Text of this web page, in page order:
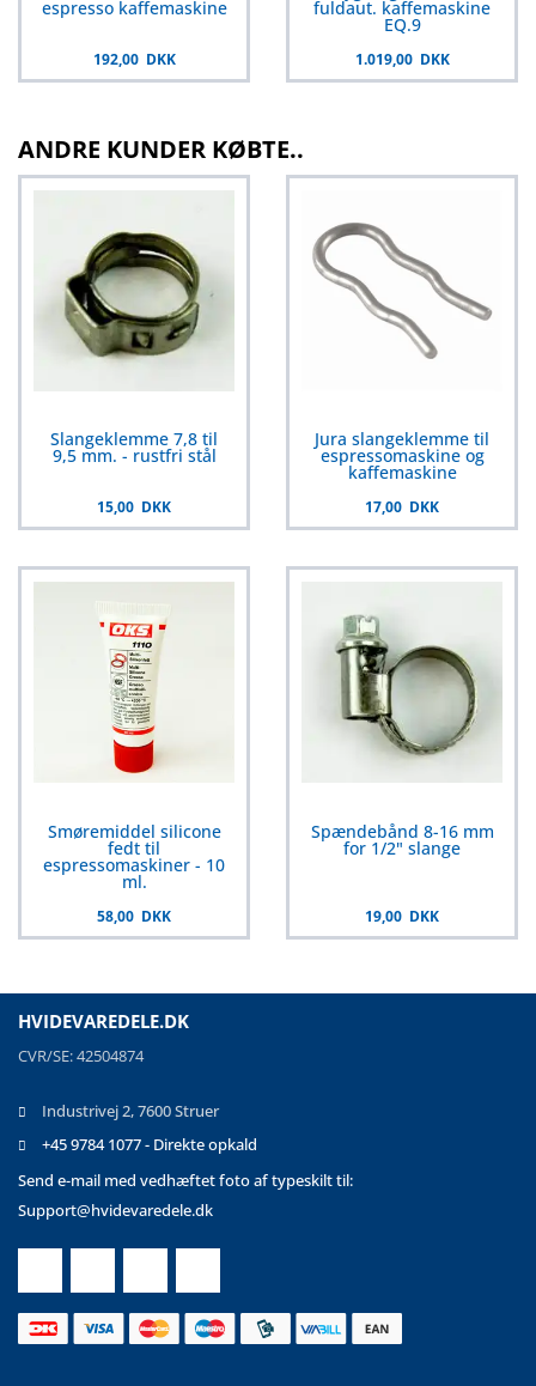
espresso kaffemaskine
192,00 DKK
fuldaut. kaffemaskine
EQ.9
1.019,00 DKK
ANDRE KUNDER KØBTE..
Slangeklemme 7,8 til
9,5 mm. - rustfri stål
15,00 DKK
Jura slangeklemme til
espressomaskine og
kaffemaskine
17,00 DKK
Smøremiddel silicone
fedt til
espressomaskiner - 10
ml.
58,00 DKK
Spændebånd 8-16 mm
for 1/2" slange
19,00 DKK
HVIDEVAREDELE.DK
CVR/SE: 42504874
Industrivej 2, 7600 Struer
+45 9784 1077 - Direkte opkald
Send e-mail med vedhæftet foto af typeskilt til:
Support@hvidevaredele.dk